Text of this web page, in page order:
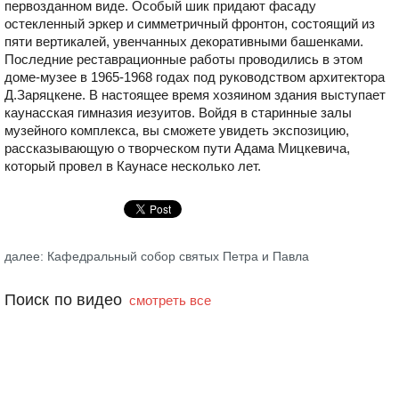
первозданном виде. Особый шик придают фасаду
остекленный эркер и симметричный фронтон, состоящий из
пяти вертикалей, увенчанных декоративными башенками.
Последние реставрационные работы проводились в этом
доме-музее в 1965-1968 годах под руководством архитектора
Д.Заряцкене. В настоящее время хозяином здания выступает
каунасская гимназия иезуитов. Войдя в старинные залы
музейного комплекса, вы сможете увидеть экспозицию,
рассказывающую о творческом пути Адама Мицкевича,
который провел в Каунасе несколько лет.
далее: Кафедральный собор святых Петра и Павла
Поиск по видео смотреть все